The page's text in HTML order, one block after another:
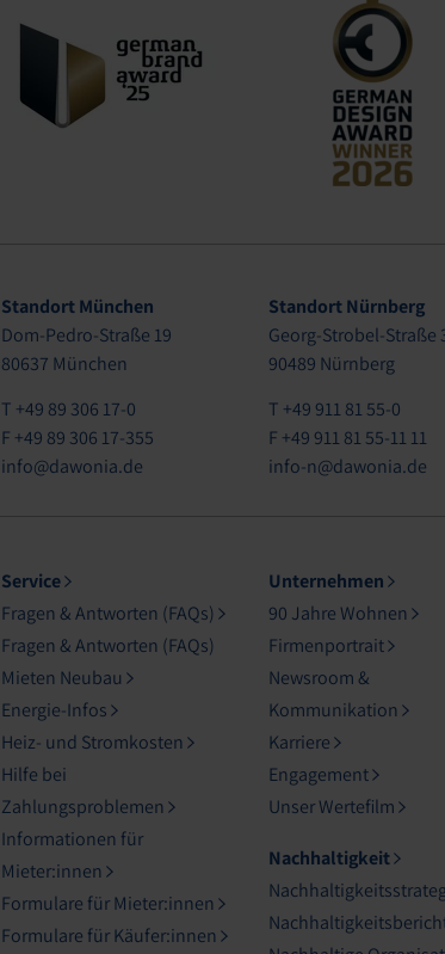
Standort München
Dom-Pedro-Straße 19
80637 München
T +49 89 306 17-0
F +49 89 306 17-355
info@dawonia.de
Standort Nürnberg
Georg-Strobel-Straße
90489 Nürnberg
T +49 911 81 55-0
F +49 911 81 55-11 11
info-n@dawonia.de
Service
Fragen & Antworten (FAQs)
Fragen & Antworten (FAQs)
Mieten Neubau
Energie-Infos
Heiz- und Stromkosten
Hilfe bei
Zahlungsproblemen
Informationen für
Mieter:innen
Formulare für Mieter:innen
Formulare für Käufer:innen
Unternehmen
90 Jahre Wohnen
Firmenportrait
Newsroom &
Kommunikation
Karriere
Engagement
Unser Wertefilm
Nachhaltigkeit